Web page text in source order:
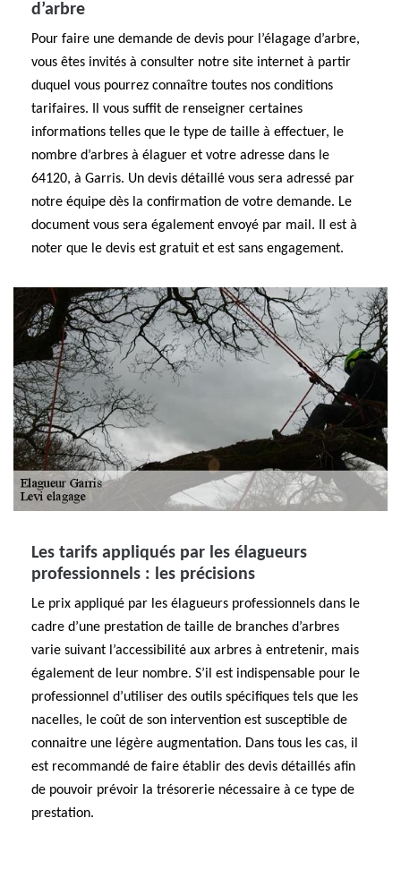
d’arbre
Pour faire une demande de devis pour l’élagage d’arbre,
vous êtes invités à consulter notre site internet à partir
duquel vous pourrez connaître toutes nos conditions
tarifaires. Il vous suffit de renseigner certaines
informations telles que le type de taille à effectuer, le
nombre d’arbres à élaguer et votre adresse dans le
64120, à Garris. Un devis détaillé vous sera adressé par
notre équipe dès la confirmation de votre demande. Le
document vous sera également envoyé par mail. Il est à
noter que le devis est gratuit et est sans engagement.
Les tarifs appliqués par les élagueurs
professionnels : les précisions
Le prix appliqué par les élagueurs professionnels dans le
cadre d’une prestation de taille de branches d’arbres
varie suivant l’accessibilité aux arbres à entretenir, mais
également de leur nombre. S’il est indispensable pour le
professionnel d’utiliser des outils spécifiques tels que les
nacelles, le coût de son intervention est susceptible de
connaitre une légère augmentation. Dans tous les cas, il
est recommandé de faire établir des devis détaillés afin
de pouvoir prévoir la trésorerie nécessaire à ce type de
prestation.